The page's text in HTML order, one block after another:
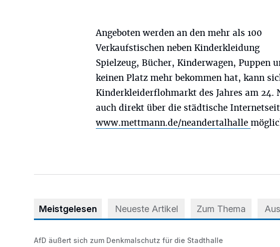
Angeboten werden an den mehr als 100
Verkaufstischen neben Kinderkleidung
Spielzeug, Bücher, Kinderwagen, Puppen
keinen Platz mehr bekommen hat, kann
Kinderkleiderflohmarkt des Jahres am 24.
auch direkt über die städtische
www.mettmann.de/neandertalhalle
Meistgelesen Neueste Artikel Zum Thema
"Das ist eine gute Nachricht für Mettmann!"
AfD äußert sich zum Denkmalschutz für die Stadthalle